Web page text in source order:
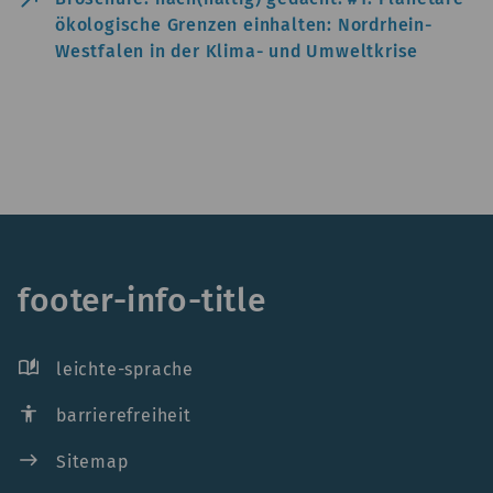
ökologische Grenzen einhalten: Nordrhein-
Westfalen in der Klima- und Umweltkrise
footer-info-title
auto_stories leichte-sprache
accessibility barrierefreiheit
east Sitemap